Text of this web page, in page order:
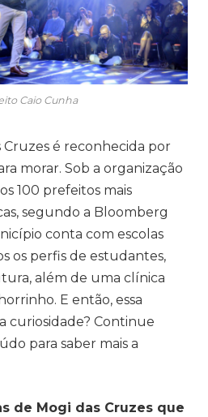
Caio Cunha
Cruzes é reconhecida por
morar. Sob a organização
100 prefeitos mais
segundo a Bloomberg
conta com escolas
os perfis de estudantes,
além de uma clínica
E então, essa
curiosidade? Continue
para saber mais a
de Mogi das Cruzes que